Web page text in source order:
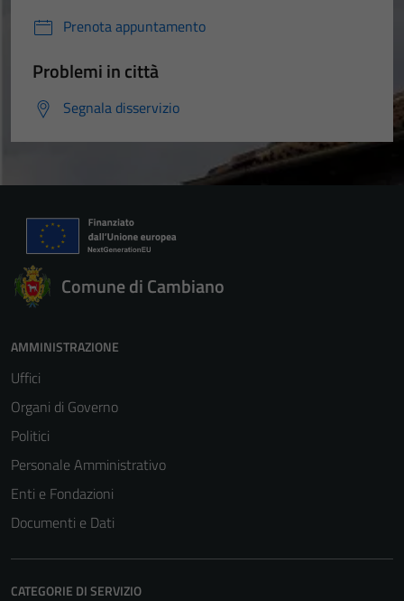
Prenota appuntamento
Problemi in città
Segnala disservizio
Comune di Cambiano
AMMINISTRAZIONE
Uffici
Organi di Governo
Politici
Personale Amministrativo
Enti e Fondazioni
Documenti e Dati
CATEGORIE DI SERVIZIO